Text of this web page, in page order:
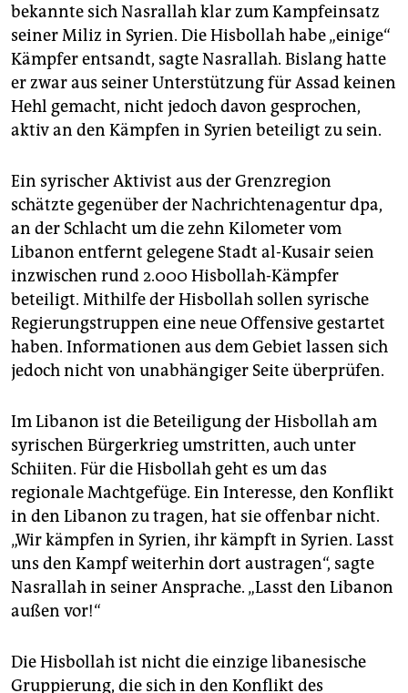
bekannte sich Nasrallah klar zum Kampfeinsatz
seiner Miliz in Syrien. Die Hisbollah habe „einige“
Kämpfer entsandt, sagte Nasrallah. Bislang hatte
er zwar aus seiner Unterstützung für Assad keinen
Hehl gemacht, nicht jedoch davon gesprochen,
aktiv an den Kämpfen in Syrien beteiligt zu sein.
Ein syrischer Aktivist aus der Grenzregion
schätzte gegenüber der Nachrichtenagentur dpa,
an der Schlacht um die zehn Kilometer vom
Libanon entfernt gelegene Stadt al-Kusair seien
inzwischen rund 2.000 Hisbollah-Kämpfer
beteiligt. Mithilfe der Hisbollah sollen syrische
Regierungstruppen eine neue Offensive gestartet
haben. Informationen aus dem Gebiet lassen sich
jedoch nicht von unabhängiger Seite überprüfen.
Im Libanon ist die Beteiligung der Hisbollah am
syrischen Bürgerkrieg umstritten, auch unter
Schiiten. Für die Hisbollah geht es um das
regionale Machtgefüge. Ein Interesse, den Konflikt
in den Libanon zu tragen, hat sie offenbar nicht.
„Wir kämpfen in Syrien, ihr kämpft in Syrien. Lasst
uns den Kampf weiterhin dort austragen“, sagte
Nasrallah in seiner Ansprache. „Lasst den Libanon
außen vor!“
Die Hisbollah ist nicht die einzige libanesische
Gruppierung, die sich in den Konflikt des